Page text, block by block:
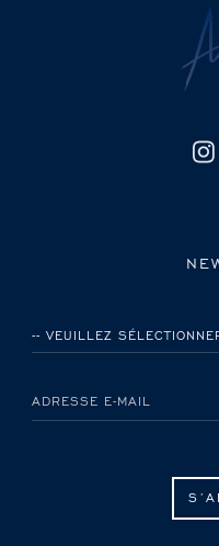
VEUILLEZ SÉLECTIONNER
ADRESSE E-MAIL